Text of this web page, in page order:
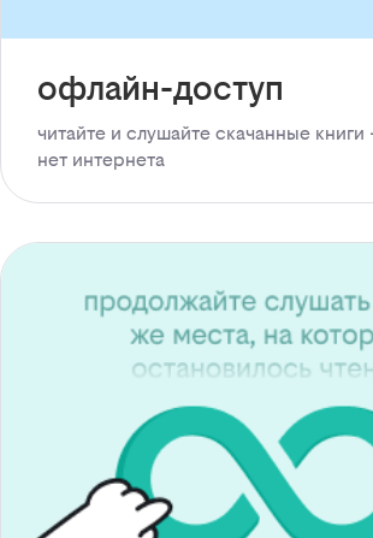
офлайн-доступ
читайте и слушайте скачанные
нет интернета